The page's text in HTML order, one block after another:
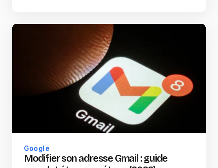
Google
Modifier son adresse Gmail : guide